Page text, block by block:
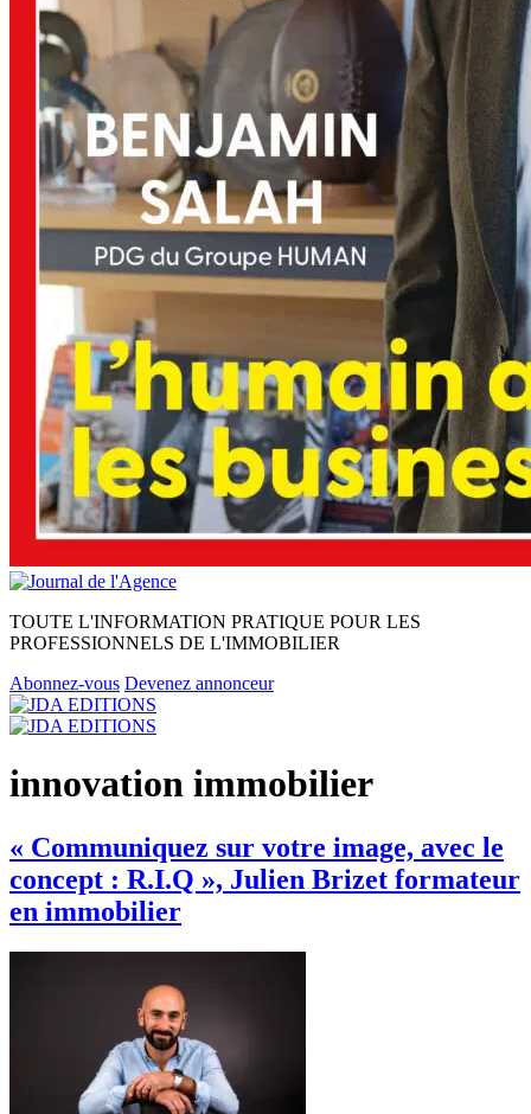
TOUTE L'INFORMATION PRATIQUE POUR LES
PROFESSIONNELS DE L'IMMOBILIER
Abonnez-vous Devenez annonceur
innovation immobilier
« Communiquez sur votre image, avec le
concept : R.I.Q », Julien Brizet formateur
en immobilier